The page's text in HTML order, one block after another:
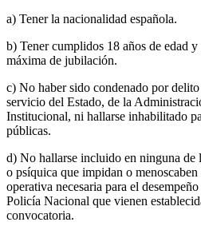
a) Tener la nacionalidad española.
b) Tener cumplidos 18 años de edad
máxima de jubilación.
c) No haber sido condenado por
servicio del Estado, de la
Institucional, ni hallarse inhabilitado
públicas.
d) No hallarse incluido en ninguna de
o psíquica que impidan o
operativa necesaria para el
Policía Nacional que vienen
convocatoria.